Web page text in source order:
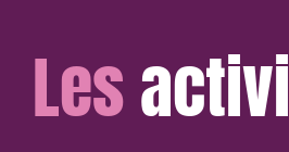
Les